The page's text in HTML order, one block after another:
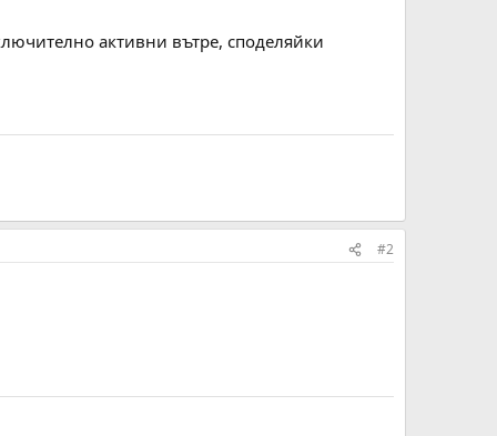
активни вътре, споделяйки
#2